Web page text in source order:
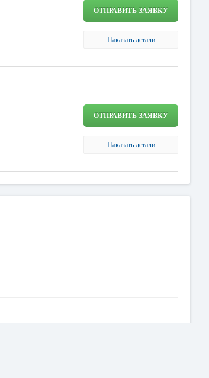
ОТПРАВИТЬ ЗАЯВКУ
Паказать детали
ОТПРАВИТЬ ЗАЯВКУ
Паказать детали